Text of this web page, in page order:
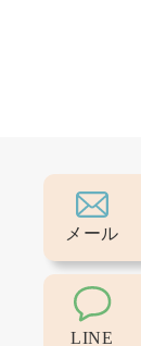
メール
LINE